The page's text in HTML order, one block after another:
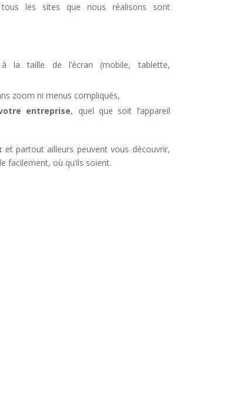
les sites que nous réalisons sont
à la taille de l’écran (mobile, tablette,
zoom ni menus compliqués,
entreprise, quel que soit l’appareil
et partout ailleurs peuvent vous découvrir,
facilement, où qu’ils soient.